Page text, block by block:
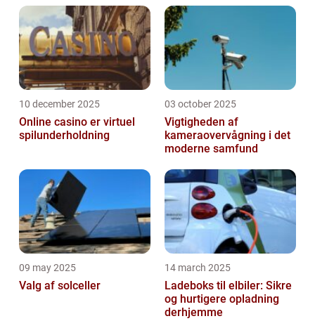
10 december 2025
Online casino er virtuel
spilunderholdning
03 october 2025
Vigtigheden af
kameraovervågning i det
moderne samfund
09 may 2025
Valg af solceller
14 march 2025
Ladeboks til elbiler: Sikre
og hurtigere opladning
derhjemme